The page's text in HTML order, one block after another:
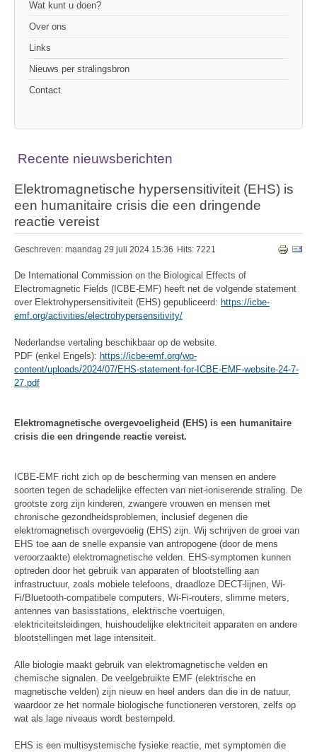
Wat kunt u doen?
Over ons
Links
Nieuws per stralingsbron
Contact
Recente nieuwsberichten
Elektromagnetische hypersensitiviteit (EHS) is
een humanitaire crisis die een dringende
reactie vereist
Geschreven: maandag 29 juli 2024 15:36 Hits: 7221
De International Commission on the Biological Effects of
Electromagnetic Fields (ICBE-EMF) heeft net de volgende statement
over Elektrohypersensitiviteit (EHS) gepubliceerd: https://icbe-
emf.org/activities/electrohypersensitivity/
Nederlandse vertaling beschikbaar op de website.
PDF (enkel Engels): https://icbe-emf.org/wp-
content/uploads/2024/07/EHS-statement-for-ICBE-EMF-website-24-7-
27.pdf
Elektromagnetische overgevoeligheid (EHS) is een humanitaire
crisis die een dringende reactie vereist.
ICBE-EMF richt zich op de bescherming van mensen en andere
soorten tegen de schadelijke effecten van niet-ioniserende straling. De
grootste zorg zijn kinderen, zwangere vrouwen en mensen met
chronische gezondheidsproblemen, inclusief degenen die
elektromagnetisch overgevoelig (EHS) zijn. Wij schrijven de groei van
EHS toe aan de snelle expansie van antropogene (door de mens
veroorzaakte) elektromagnetische velden. EHS-symptomen kunnen
optreden door het gebruik van apparaten of blootstelling aan
infrastructuur, zoals mobiele telefoons, draadloze DECT-lijnen, Wi-
Fi/Bluetooth-compatibele computers, Wi-Fi-routers, slimme meters,
antennes van basisstations, elektrische voertuigen,
elektriciteitsleidingen, huishoudelijke elektriciteit apparaten en andere
blootstellingen met lage intensiteit.
Alle biologie maakt gebruik van elektromagnetische velden en
chemische signalen. De veelgebruikte EMF (elektrische en
magnetische velden) zijn nieuw en heel anders dan die in de natuur,
waardoor ze het normale biologische functioneren verstoren, zelfs op
wat als lage niveaus wordt bestempeld.
EHS is een multisystemische fysieke reactie, met symptomen die